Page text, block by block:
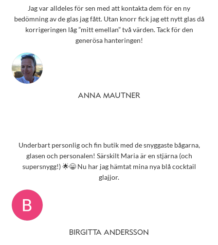
Jag var alldeles för sen med att kontakta dem för en ny
bedömning av de glas jag fått. Utan knorr fick jag ett nytt glas då
korrigeringen låg ”mitt emellan” två värden. Tack för den
generösa hanteringen!
ANNA MAUTNER
Underbart personlig och fin butik med de snyggaste bågarna,
glasen och personalen! Särskilt Maria är en stjärna (och
supersnygg!) 🌟😁 Nu har jag hämtat mina nya blå cocktail
glajjor.
BIRGITTA ANDERSSON